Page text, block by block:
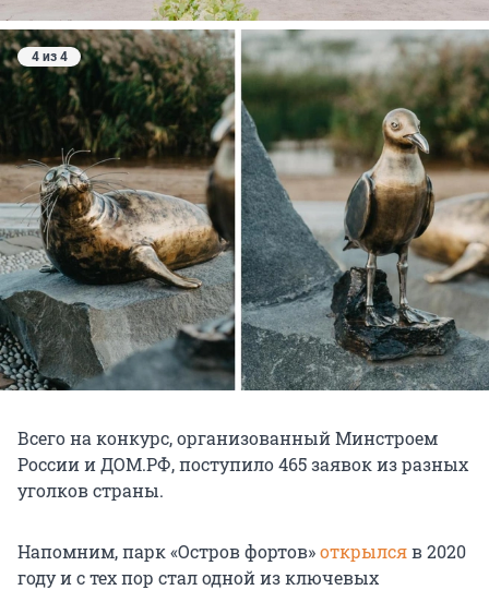
4 из 4
Всего на конкурс, организованный Минстроем
России и ДОМ.РФ, поступило 465 заявок из разных
уголков страны.
Напомним, парк «Остров фортов»открылсяв 2020
году и с тех пор стал одной из ключевых